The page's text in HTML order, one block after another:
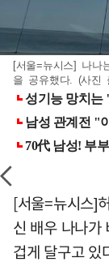
[서울=뉴시스] 나
을 공유했다. (사진
[서울=뉴시스]
신 배우 나나가
겁게 달구고 있